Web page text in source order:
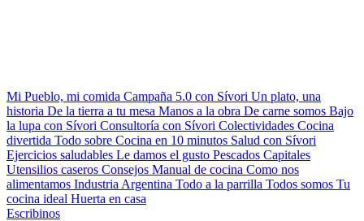
Mi Pueblo, mi comida Campaña 5.0 con Sívori Un plato, una
historia De la tierra a tu mesa Manos a la obra De carne somos Bajo
la lupa con Sívori Consultoría con Sívori Colectividades Cocina
divertida Todo sobre Cocina en 10 minutos Salud con Sívori
Ejercicios saludables Le damos el gusto Pescados Capitales
Utensilios caseros Consejos Manual de cocina Como nos
alimentamos Industria Argentina Todo a la parrilla Todos somos Tu
cocina ideal Huerta en casa
Escribinos